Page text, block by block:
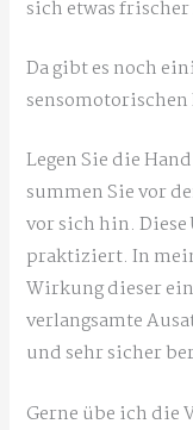
sich etwas
Da gibt es noch
Legen Sie die
summen Sie vor
vor sich hin.
praktiziert. In
Wirkung dieser
verlangsamte
und sehr sicher
Gerne übe ich